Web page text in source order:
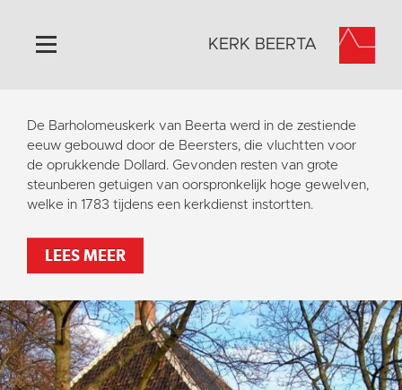
Home
Algemeen
Historie
Omgeving
Activiteiten
Steun ons
Vaktaal
KERK BEERTA
De Barholomeuskerk van Beerta werd in de zestiende
eeuw gebouwd door de Beersters, die vluchtten voor
de oprukkende Dollard. Gevonden resten van grote
steunberen getuigen van oorspronkelijk hoge gewelven,
welke in 1783 tijdens een kerkdienst instortten.
LEES MEER